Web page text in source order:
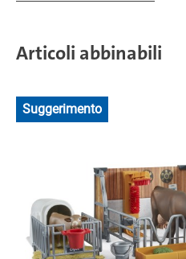
Articoli abbinabili
Suggerimento